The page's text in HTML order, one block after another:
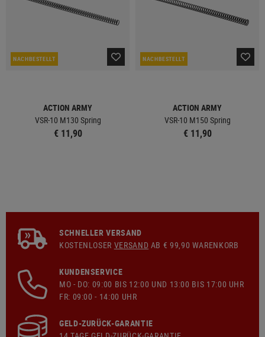
NACHBESTELLT
ACTION ARMY
VSR-10 M130 Spring
€ 11,90
NACHBESTELLT
ACTION ARMY
VSR-10 M150 Spring
€ 11,90
SCHNELLER VERSAND
KOSTENLOSER VERSAND AB € 99,90 WARENKORB
KUNDENSERVICE
MO - DO: 09:00 BIS 12:00 UND 13:00 BIS 17:00 UHR
FR: 09:00 - 14:00 UHR
GELD-ZURÜCK-GARANTIE